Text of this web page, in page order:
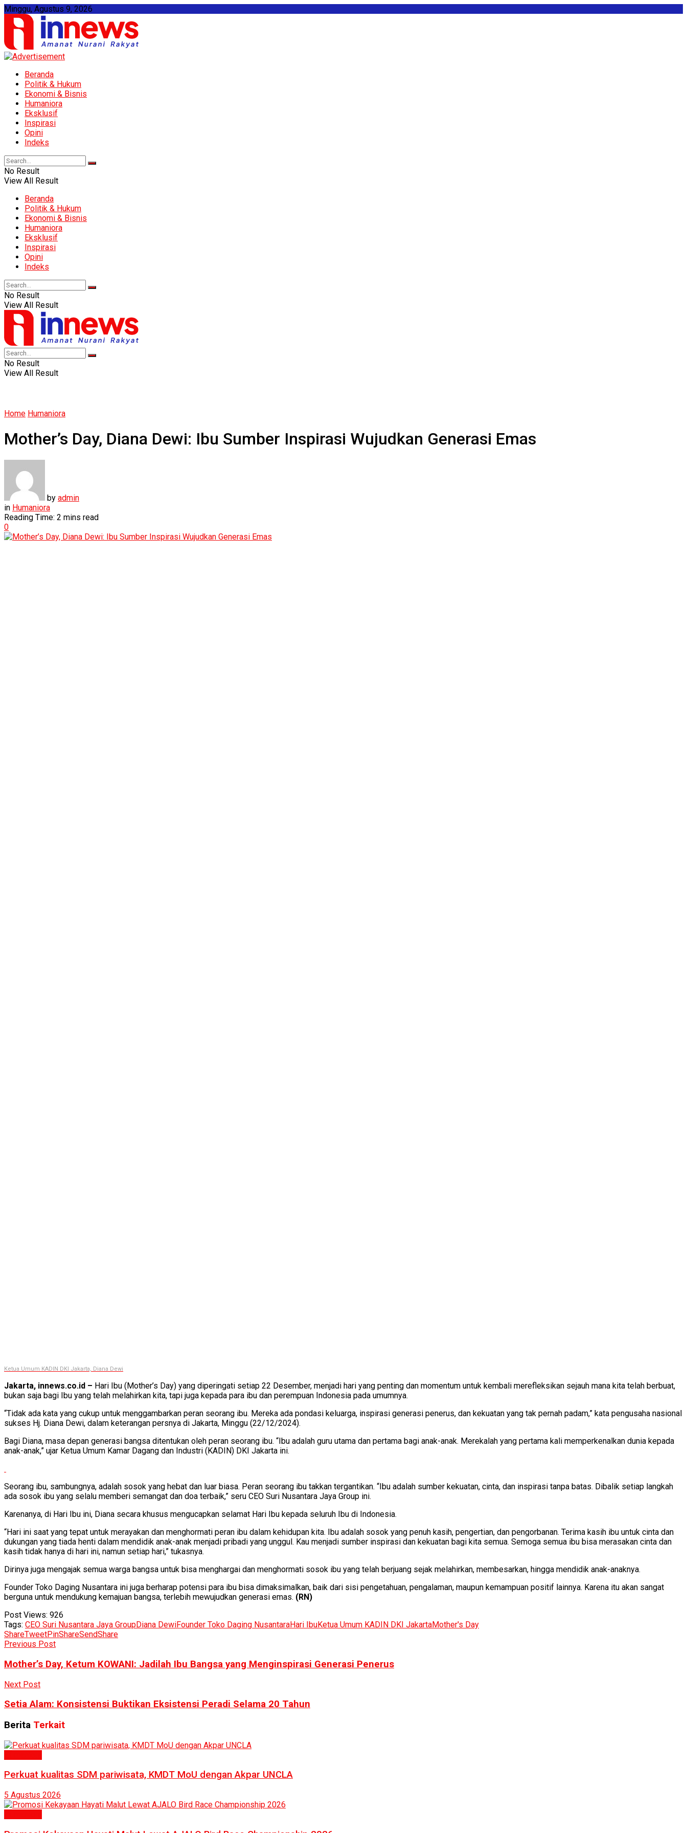
Minggu, Agustus 9, 2026
Beranda
Politik & Hukum
Ekonomi & Bisnis
Humaniora
Eksklusif
Inspirasi
Opini
Indeks
No Result
View All Result
Beranda
Politik & Hukum
Ekonomi & Bisnis
Humaniora
Eksklusif
Inspirasi
Opini
Indeks
No Result
View All Result
No Result
View All Result
Home Humaniora
Mother’s Day, Diana Dewi: Ibu Sumber Inspirasi Wujudkan Generasi Emas
by admin
in Humaniora
Reading Time: 2 mins read
0
Ketua Umum KADIN DKI Jakarta, Diana Dewi
Jakarta, innews.co.id – Hari Ibu (Mother’s Day) yang diperingati setiap 22 Desember, menjadi hari yang penting dan momentum untuk kembali merefleksikan sejauh mana kita telah berbuat,
bukan saja bagi Ibu yang telah melahirkan kita, tapi juga kepada para ibu dan perempuan Indonesia pada umumnya.
“Tidak ada kata yang cukup untuk menggambarkan peran seorang ibu. Mereka ada pondasi keluarga, inspirasi generasi penerus, dan kekuatan yang tak pernah padam,” kata pengusaha nasional
sukses Hj. Diana Dewi, dalam keterangan persnya di Jakarta, Minggu (22/12/2024).
Bagi Diana, masa depan generasi bangsa ditentukan oleh peran seorang ibu. “Ibu adalah guru utama dan pertama bagi anak-anak. Merekalah yang pertama kali memperkenalkan dunia kepada
anak-anak,” ujar Ketua Umum Kamar Dagang dan Industri (KADIN) DKI Jakarta ini.
Seorang ibu, sambungnya, adalah sosok yang hebat dan luar biasa. Peran seorang ibu takkan tergantikan. “Ibu adalah sumber kekuatan, cinta, dan inspirasi tanpa batas. Dibalik setiap langkah
ada sosok ibu yang selalu memberi semangat dan doa terbaik,” seru CEO Suri Nusantara Jaya Group ini.
Karenanya, di Hari Ibu ini, Diana secara khusus mengucapkan selamat Hari Ibu kepada seluruh Ibu di Indonesia.
“Hari ini saat yang tepat untuk merayakan dan menghormati peran ibu dalam kehidupan kita. Ibu adalah sosok yang penuh kasih, pengertian, dan pengorbanan. Terima kasih ibu untuk cinta dan
dukungan yang tiada henti dalam mendidik anak-anak menjadi pribadi yang unggul. Kau menjadi sumber inspirasi dan kekuatan bagi kita semua. Semoga semua ibu bisa merasakan cinta dan
kasih tidak hanya di hari ini, namun setiap hari,” tukasnya.
Dirinya juga mengajak semua warga bangsa untuk bisa menghargai dan menghormati sosok ibu yang telah berjuang sejak melahirkan, membesarkan, hingga mendidik anak-anaknya.
Founder Toko Daging Nusantara ini juga berharap potensi para ibu bisa dimaksimalkan, baik dari sisi pengetahuan, pengalaman, maupun kemampuan positif lainnya. Karena itu akan sangat
berguna untuk mendukung kemajuan bangsa, terlebih mewujudkan generasi emas. (RN)
Post Views: 926
Tags: CEO Suri Nusantara Jaya GroupDiana DewiFounder Toko Daging NusantaraHari IbuKetua Umum KADIN DKI JakartaMother's Day
ShareTweetPinShareSendShare
Previous Post
Mother’s Day, Ketum KOWANI: Jadilah Ibu Bangsa yang Menginspirasi Generasi Penerus
Next Post
Setia Alam: Konsistensi Buktikan Eksistensi Peradi Selama 20 Tahun
Berita Terkait
Perkuat kualitas SDM pariwisata, KMDT MoU dengan Akpar UNCLA
5 Agustus 2026